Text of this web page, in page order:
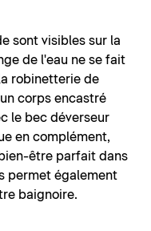
sont visibles sur la
de l'eau ne se fait
robinetterie de
corps encastré
le bec déverseur
en complément,
être parfait dans
permet également
baignoire.